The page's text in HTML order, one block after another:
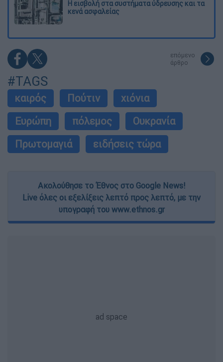
Η εισβολή στα συστήματα ύδρευσης και τα
κενά ασφαλείας
επόμενο
άρθρο
#TAGS
καιρός Πούτιν
χιόνια
Ευρώπη
πόλεμος
Ουκρανία
Πρωτομαγιά
ειδήσεις τώρα
Ακολούθησε το Έθνος στο Google News!
Live όλες οι εξελίξεις λεπτό προς λεπτό, με την
υπογραφή του www.ethnos.gr